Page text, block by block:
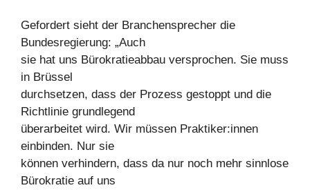
Gefordert sieht der Branchensprecher die
Bundesregierung: „Auch
sie hat uns Bürokratieabbau versprochen. Sie muss
in Brüssel
durchsetzen, dass der Prozess gestoppt und die
Richtlinie grundlegend
überarbeitet wird. Wir müssen Praktiker:innen
einbinden. Nur sie
können verhindern, dass da nur noch mehr sinnlose
Bürokratie auf uns